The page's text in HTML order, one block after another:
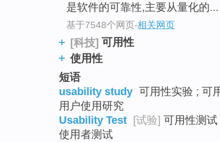
是软件的可靠性,主要从量化的...
基于7548个网页-相关网页
[科技] 可用性
使用性
短语
usability study 可用性实验 ; 可
用户使用研究
Usability Test [试验] 可用性测
使用者测试